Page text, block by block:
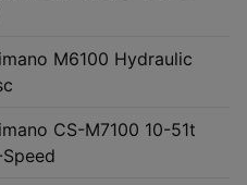
M6100 Hydraulic
CS-M7100 10-51t